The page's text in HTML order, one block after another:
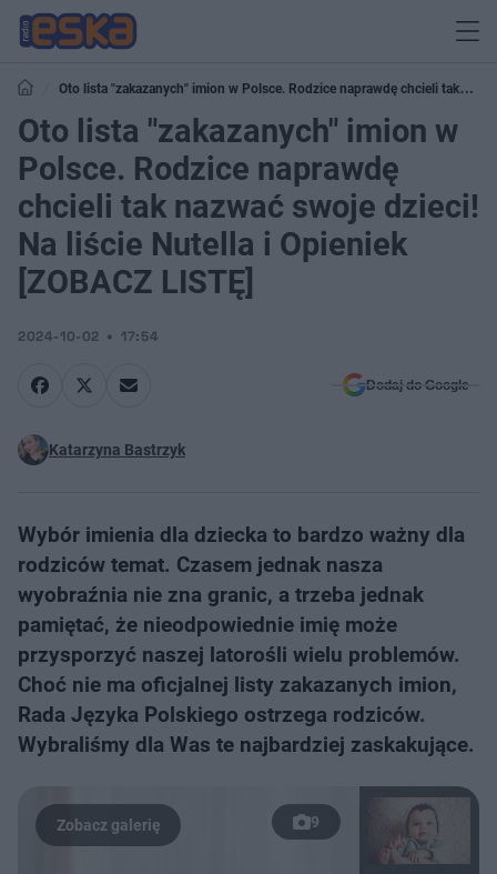
Oto lista "zakazanych" imion w Polsce. Rodzice naprawdę chcieli tak
nazwać swoje dzieci! Na liście Nutella i Opieniek [ZOBACZ LISTĘ]
Oto lista "zakazanych" imion w
Polsce. Rodzice naprawdę
chcieli tak nazwać swoje dzieci!
Na liście Nutella i Opieniek
[ZOBACZ LISTĘ]
2024-10-02 17:54
Dodaj do Google
Katarzyna Bastrzyk
Wybór imienia dla dziecka to bardzo ważny dla
rodziców temat. Czasem jednak nasza
wyobraźnia nie zna granic, a trzeba jednak
pamiętać, że nieodpowiednie imię może
przysporzyć naszej latorośli wielu problemów.
Choć nie ma oficjalnej listy zakazanych imion,
Rada Języka Polskiego ostrzega rodziców.
Wybraliśmy dla Was te najbardziej zaskakujące.
9